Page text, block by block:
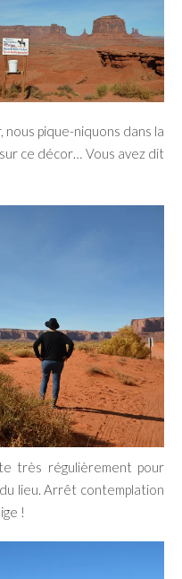
nous pique-niquons dans la
ce décor… Vous avez dit
très régulièrement pour
lieu. Arrêt contemplation
!